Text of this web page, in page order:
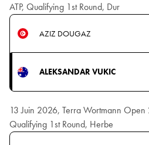
ATP, Qualifying 1st Round, Dur
AZIZ DOUGAZ
ALEKSANDAR VUKIC
13 Juin 2026, Terra Wortmann Open
Qualifying 1st Round, Herbe